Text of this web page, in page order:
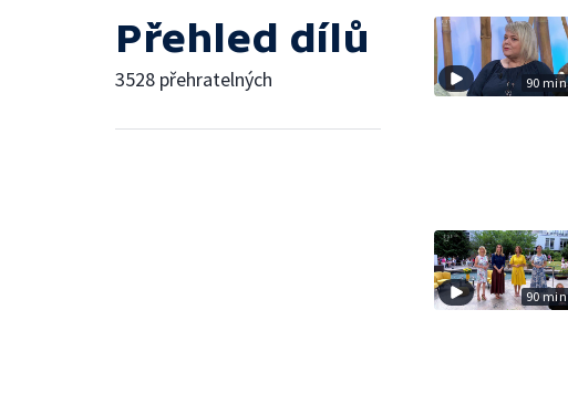
Přehled dílů
3528 přehratelných 90 min
90 min